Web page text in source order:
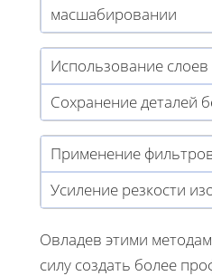
масшабировании
Использование слоев
Сохранение деталей
Применение
Усиление резкости
Овладев этими
силу создать более